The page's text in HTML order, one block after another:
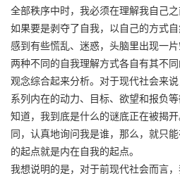
全部秩序中时，我必须在理解我自己之
如果要是剥夺了自我，以自己的方式
感到有些慌乱、迷惑，头脑里出现一片
两种不同的自我理解方式各自有其不
观念综合起来分析。对于现代社会来
系列内在的动力、目标、欲望和报负
知道，我到底是什么的谜底正在被揭
同，认真地询问我是谁，那么，就只
的起点就是内在自我的起点。
我想说明的是，对于前现代社会而言